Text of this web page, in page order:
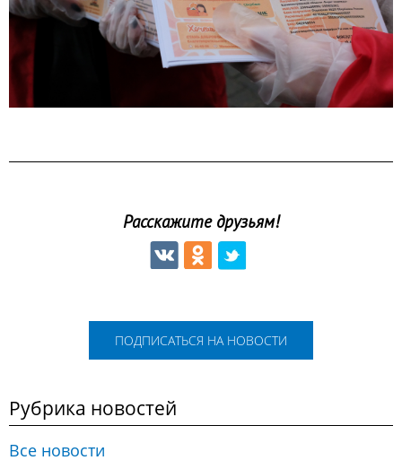
Расскажите друзьям!
ПОДПИСАТЬСЯ НА НОВОСТИ
Рубрика новостей
Все новости